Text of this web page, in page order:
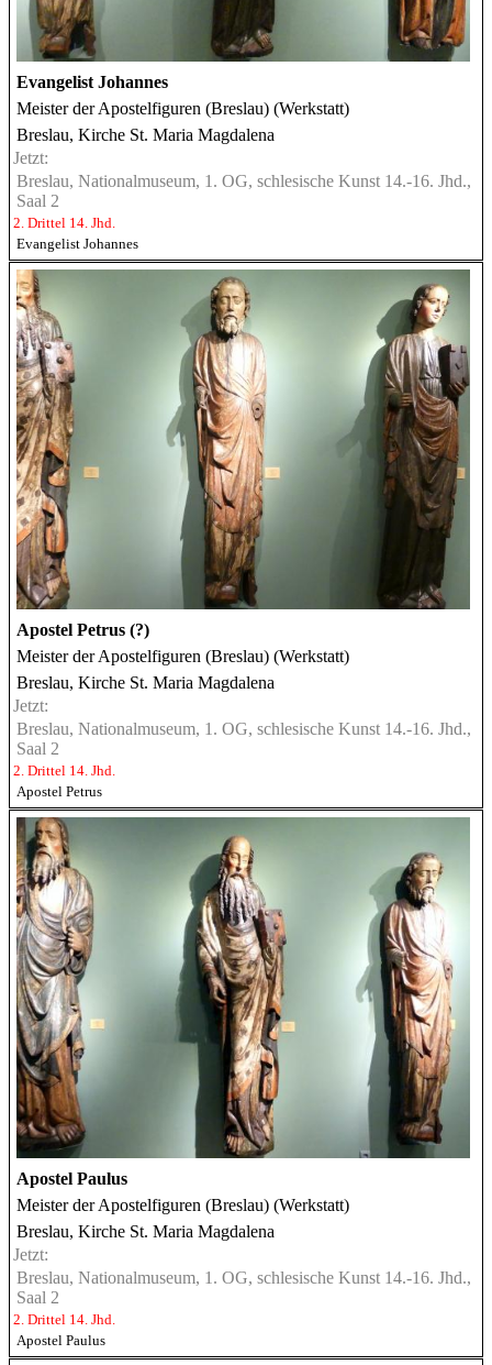
Evangelist Johannes
Meister der Apostelfiguren (Breslau) (Werkstatt)
Breslau, Kirche St. Maria Magdalena
Jetzt:
Breslau, Nationalmuseum, 1. OG, schlesische Kunst 14.-16. Jhd.,
Saal 2
2. Drittel 14. Jhd.
Evangelist Johannes
Apostel Petrus (?)
Meister der Apostelfiguren (Breslau) (Werkstatt)
Breslau, Kirche St. Maria Magdalena
Jetzt:
Breslau, Nationalmuseum, 1. OG, schlesische Kunst 14.-16. Jhd.,
Saal 2
2. Drittel 14. Jhd.
Apostel Petrus
Apostel Paulus
Meister der Apostelfiguren (Breslau) (Werkstatt)
Breslau, Kirche St. Maria Magdalena
Jetzt:
Breslau, Nationalmuseum, 1. OG, schlesische Kunst 14.-16. Jhd.,
Saal 2
2. Drittel 14. Jhd.
Apostel Paulus